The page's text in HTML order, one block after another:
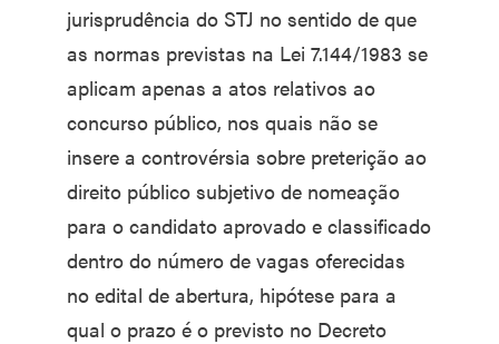
jurisprudência do STJ no sentido de que
as normas previstas na Lei 7.144/1983 se
aplicam apenas a atos relativos ao
concurso público, nos quais não se
insere a controvérsia sobre preterição ao
direito público subjetivo de nomeação
para o candidato aprovado e classificado
dentro do número de vagas oferecidas
no edital de abertura, hipótese para a
qual o prazo é o previsto no Decreto